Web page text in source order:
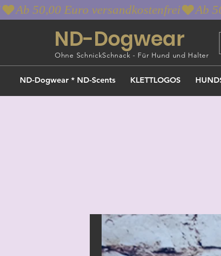
ND-Dogwear * ND-Scents KLETTLOGOS
ND-Dogwear
Ohne SchnickSchnack - Für Hund und Halter